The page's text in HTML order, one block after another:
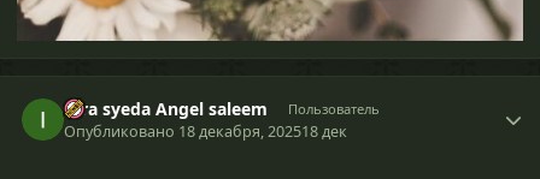
Iqra syeda Angel saleem Пользователь
Опубликовано 18 декабря, 202518 дек